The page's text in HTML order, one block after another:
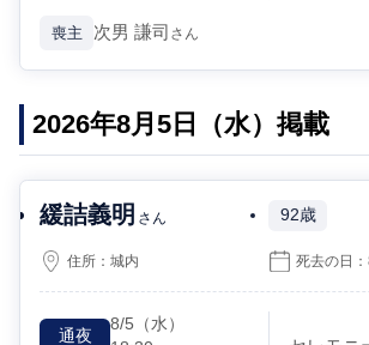
喪主 次男 謙司 さん
2026年8月5日（水）掲載
緩詰義明 さん 92歳
住所：城内 死去の日：
通夜
8/5 （水）